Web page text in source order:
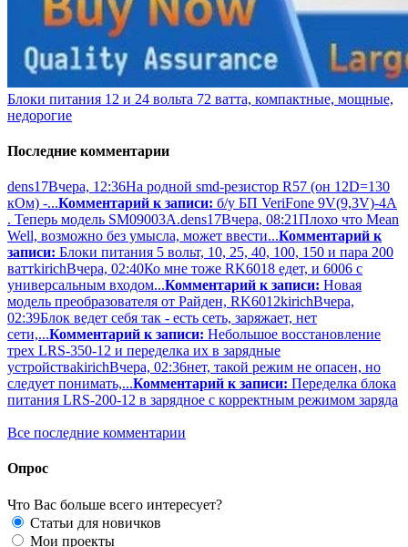
Блоки питания 12 и 24 вольта 72 ватта, компактные, мощные,
недорогие
Последние комментарии
dens17Вчера, 12:36На родной smd-резистор R57 (он 12D=130
кОм) -...Комментарий к записи: б/у БП VeriFone 9V(9,3V)-4A
. Теперь модель SM09003A.dens17Вчера, 08:21Плохо что Mean
Well, возможно без умысла, может ввести...Комментарий к
записи: Блоки питания 5 вольт, 10, 25, 40, 100, 150 и пара 200
ваттkirichВчера, 02:40Ко мне тоже RK6018 едет, и 6006 с
универсальным входом...Комментарий к записи: Новая
модель преобразователя от Райден, RK6012kirichВчера,
02:39Блок ведет себя так - есть сеть, заряжает, нет
сети,...Комментарий к записи: Небольшое восстановление
трех LRS-350-12 и переделка их в зарядные
устройстваkirichВчера, 02:36нет, такой режим не опасен, но
следует понимать,...Комментарий к записи: Переделка блока
питания LRS-200-12 в зарядное с корректным режимом заряда
Все последние комментарии
Опрос
Что Вас больше всего интересует?
Статьи для новичков
Мои проекты